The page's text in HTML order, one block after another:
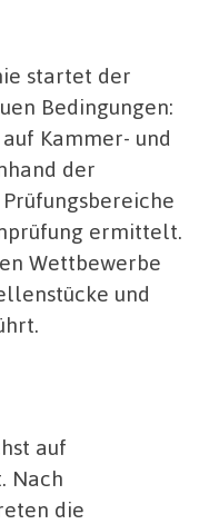
startet der
Bedingungen:
Kammer- und
der
ermittelt.
Wettbewerbe
und
auf
Nach
die